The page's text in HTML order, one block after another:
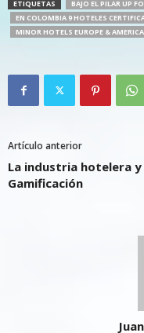
ETIQUETAS BAJO EL PILAR UP
EN COLOMBIA 9 HOTELES
MINOR HOTELS EUROPE &
Artículo anterior
La industria hotelera y
Gamificación